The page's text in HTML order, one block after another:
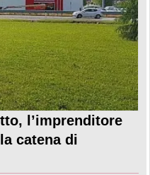
l’imprenditore
catena di